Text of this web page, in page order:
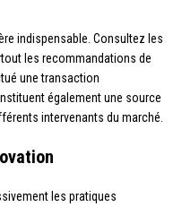
indispensable. Consultez les
les recommandations de
une transaction
également une source
intervenants du marché.
les pratiques